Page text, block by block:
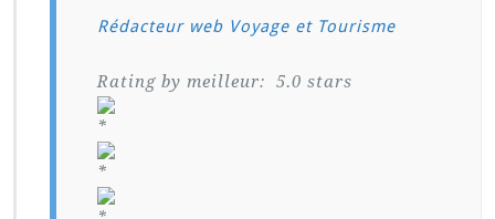
Rédacteur web Voyage et Tourisme
Rating by meilleur: 5.0 stars